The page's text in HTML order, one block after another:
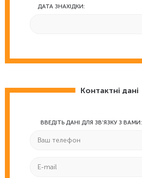
ДАТА ЗНАХІДКИ:
Контактні дані
ВВЕДІТЬ ДАНІ ДЛЯ ЗВ'ЯЗКУ З ВАМИ: